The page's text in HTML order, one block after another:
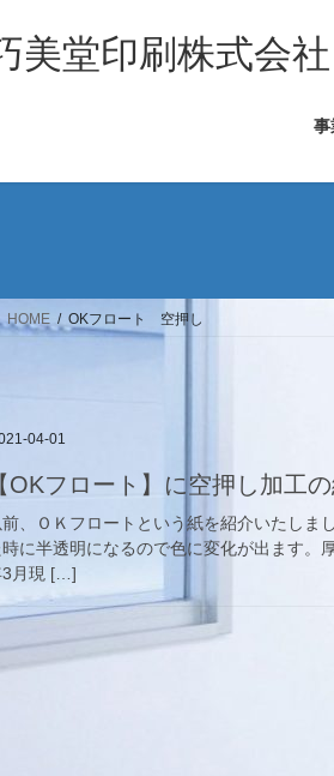
美堂印刷株式会
事
HOME OKフロート 空押し
04-01
【OKフロート】に空押し加工
前、ＯＫフロートという紙を紹介いたしま
時に半透明になるので色に変化が出ます。
3月現 […]